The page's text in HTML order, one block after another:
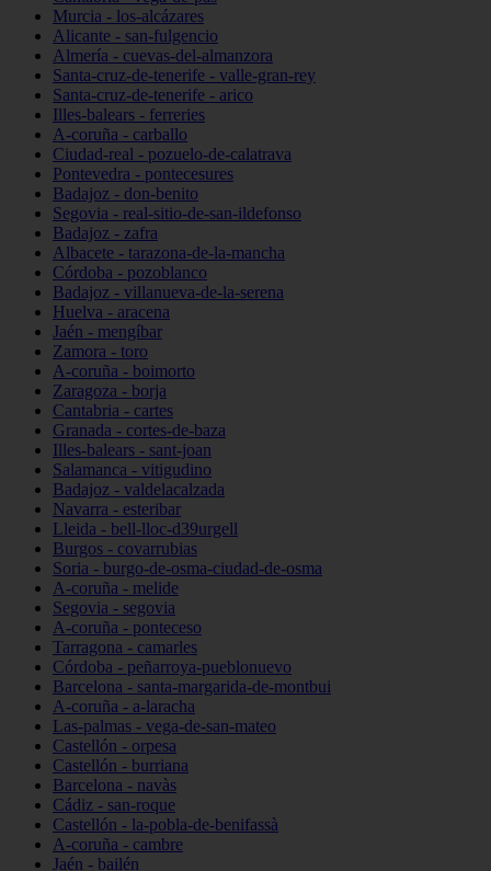
Murcia - los-alcázares
Alicante - san-fulgencio
Almería - cuevas-del-almanzora
Santa-cruz-de-tenerife - valle-gran-rey
Santa-cruz-de-tenerife - arico
Illes-balears - ferreries
A-coruña - carballo
Ciudad-real - pozuelo-de-calatrava
Pontevedra - pontecesures
Badajoz - don-benito
Segovia - real-sitio-de-san-ildefonso
Badajoz - zafra
Albacete - tarazona-de-la-mancha
Córdoba - pozoblanco
Badajoz - villanueva-de-la-serena
Huelva - aracena
Jaén - mengíbar
Zamora - toro
A-coruña - boimorto
Zaragoza - borja
Cantabria - cartes
Granada - cortes-de-baza
Illes-balears - sant-joan
Salamanca - vitigudino
Badajoz - valdelacalzada
Navarra - esteribar
Lleida - bell-lloc-d39urgell
Burgos - covarrubias
Soria - burgo-de-osma-ciudad-de-osma
A-coruña - melide
Segovia - segovia
A-coruña - ponteceso
Tarragona - camarles
Córdoba - peñarroya-pueblonuevo
Barcelona - santa-margarida-de-montbui
A-coruña - a-laracha
Las-palmas - vega-de-san-mateo
Castellón - orpesa
Castellón - burriana
Barcelona - navàs
Cádiz - san-roque
Castellón - la-pobla-de-benifassà
A-coruña - cambre
Jaén - bailén